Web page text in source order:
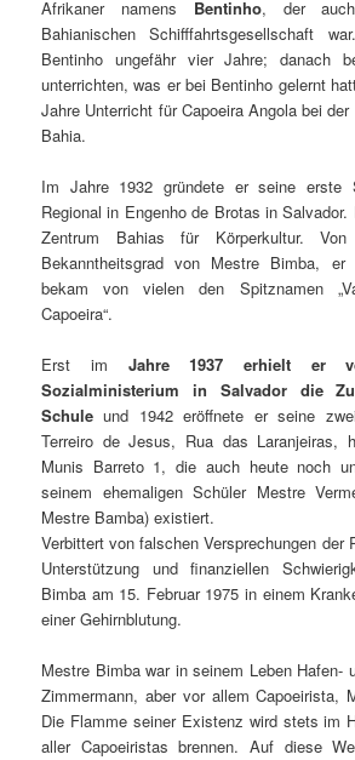
Afrikaner namens Bentinho, der
Bahianischen Schifffahrtsgesellschaft
Bentinho ungefähr vier Jahre; danach
unterrichten, was er bei Bentinho gelernt
Jahre Unterricht für Capoeira Angola bei
Bahia.
Im Jahre 1932 gründete er seine erste
Regional in Engenho de Brotas in
Zentrum Bahias für Körperkultur.
Bekanntheitsgrad von Mestre Bimba, er
bekam von vielen den Spitznamen
Capoeira“.
Erst im Jahre 1937 erhielt er
Sozialministerium in Salvador die
Schule und 1942 eröffnete er seine
Terreiro de Jesus, Rua das Laranjeiras,
Munis Barreto 1, die auch heute noch
seinem ehemaligen Schüler Mestre
Mestre Bamba) existiert.
Verbittert von falschen Versprechungen der
Unterstützung und finanziellen
Bimba am 15. Februar 1975 in einem
einer Gehirnblutung.
Mestre Bimba war in seinem Leben Hafen-
Zimmermann, aber vor allem Capoeirista,
Die Flamme seiner Existenz wird stets im
aller Capoeiristas brennen. Auf diese